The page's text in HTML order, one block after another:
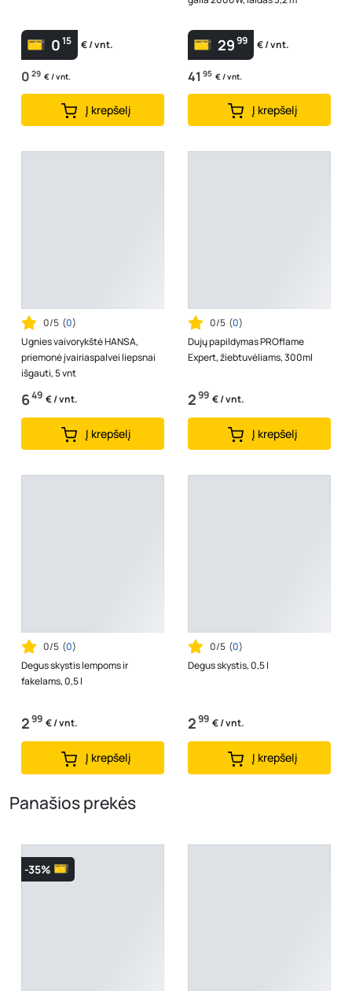
015 € / vnt.
0 29 € / vnt.
Į krepšelį
2999 € / vnt.
41 95 € / vnt.
Į krepšelį
0/5 (0)
Ugnies vaivorykštė HANSA,
priemonė įvairiaspalvei liepsnai
išgauti, 5 vnt
649 € / vnt.
Į krepšelį
0/5 (0)
Dujų papildymas PROflame
Expert, žiebtuvėliams, 300ml
299 € / vnt.
Į krepšelį
0/5 (0)
Degus skystis lempoms ir
fakelams, 0,5 l
299 € / vnt.
Į krepšelį
0/5 (0)
Degus skystis, 0,5 l
299 € / vnt.
Į krepšelį
Panašios prekės
-35%